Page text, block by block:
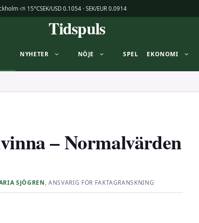
⛅ 15°CSEK/USD 0.1054 · SEK/EUR 0.0914
Tidspuls
NYHETER NÖJE SPEL EKONOMI
– Normalvärden
SJÖGREN, ANSVARIG FÖR FAKTAGRANSKNING